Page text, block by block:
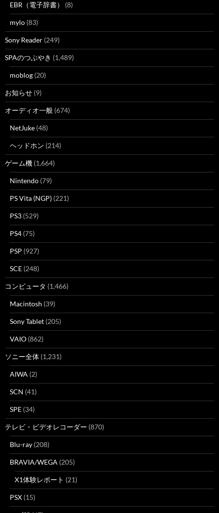
EBR（電子辞書） (8)
mylo (83)
Sony Reader (249)
SPAのつぶやき (1,489)
moblog (20)
お知らせ (9)
オーディオ一般 (674)
NetJuke (48)
ヘッドホン (214)
ゲーム機 (1,664)
Nintendo (79)
PS Vita (NGP) (221)
PS3 (529)
PS4 (75)
PSP (927)
SCE (248)
コンピュータ (1,466)
Macintosh (39)
Sony Tablet (205)
VAIO (862)
ソニー全体 (1,231)
AIWA (2)
SCN (41)
SPE (34)
テレビ・ビデオレコーダー (870)
Blu-ray (208)
BRAVIA/WEGA (205)
X1体験レポート (21)
PSX (15)